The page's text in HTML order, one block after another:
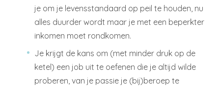
je om je levensstandaard op peil te houden, nu
alles duurder wordt maar je met een beperkter
inkomen moet rondkomen.
Je krijgt de kans om (met minder druk op de
ketel) een job uit te oefenen die je altijd wilde
proberen, van je passie je (bij)beroep te